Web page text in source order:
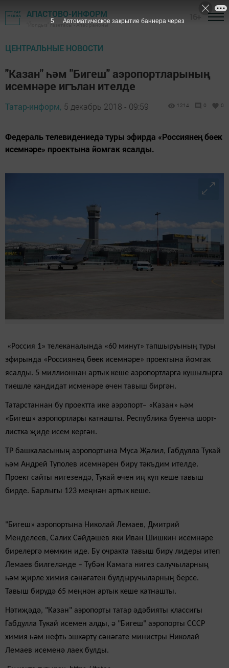
АПАСТОВО-ИНФОРМ
"Йолдыз" газетасы - Апас районы
ЦЕНТРАЛЬНЫЕ НОВОСТИ
"Казан" һәм "Бигеш" аэропортларының
исемнәре игълан ителде
Татар-информ, 5 декабрь 2018 - 09:59 1214 0 0
Федераль телевидениедә туры эфирда «Россиянең бөек
исемнәре» проектына йомгак ясалды.
«Россия 1» телеканалында «60 минут» тапшыруының туры
эфирында «Россиянең бөек исемнәре» проектына йомгак
ясалды. 5 миллионнан артык кеше аэропортларга кушылырга
тиешле кандидат исменәре өчен тавыш биргән.
Татарстаннан бу проектта ике аэропорт– «Казан» һәм
«Бигеш» аэропортлары катнашты. Республика буенча шорт-
листка җиде исем кергән.
ТР башкаласының аэропортына Муса Җәлил, Габдулла Тукай
һәм Андрей Туполев исемнәрен бирү тәкъдим ителде.
Проект сайты нигезендә, Тукай өчен иң күп кеше тавыш
бирде. Барлыгы 123 меңнән артык кеше.
"Бигеш» аэропортына Николай Лемаев, Дмитрий
Менделеев, Салих Сәйдәшев яки Иван Шишкин исемнәре
бирелергә мөмкин иде. Бу очракта тавыш бирү лидеры итеп
Лемаев билгеләнде – Түбән Камага нигез салучыларның
һәм җирле химия сәнәгатен булдыручыларның берсе.
Тавыш бирүдә 65 меңнән артык кеше катнашты.
Нәтиҗәдә, "Казан" аэропорты татар әдәбияты классигы
Габдулла Тукай исемен алды, ә "Бигеш" аэропорты СССР
химия һәм нефть эшкәртү сәнәгате министры Николай
Лемаев исеменә лаек булды.
4 Автоматическое закрытие баннера через